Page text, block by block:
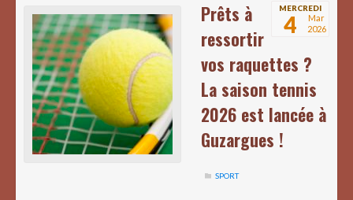
MERCREDI
4
Mar
2026
Prêts à
ressortir
vos raquettes ?
La saison tennis
2026 est lancée à
Guzargues !
SPORT